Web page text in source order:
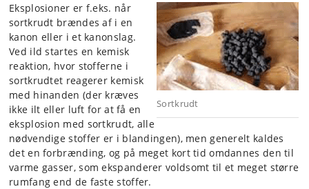
Sortkrudt
Eksplosioner er f.eks. når
sortkrudt brændes af i en
kanon eller i et kanonslag.
Ved ild startes en kemisk
reaktion, hvor stofferne i
sortkrudtet reagerer kemisk
med hinanden (der kræves
ikke ilt eller luft for at få en
eksplosion med sortkrudt, alle
nødvendige stoffer er i blandingen), men generelt kaldes
det en forbrænding, og på meget kort tid omdannes den til
varme gasser, som ekspanderer voldsomt til et meget større
rumfang end de faste stoffer.